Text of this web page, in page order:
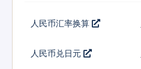
人民币汇率换算
人民币兑日元